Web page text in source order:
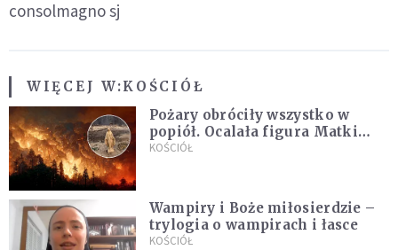
consolmagno sj
WIĘCEJ W:KOŚCIÓŁ
Pożary obróciły wszystko w
popiół. Ocalała figura Matki
Bożej
KOŚCIÓŁ
Wampiry i Boże miłosierdzie –
trylogia o wampirach i łasce
KOŚCIÓŁ